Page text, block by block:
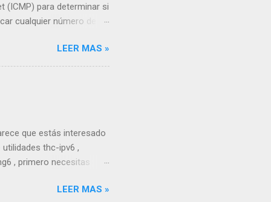
(ICMP) para determinar si
cualquier número de
fping envía un paquete
Como instalar: sudo apt
LEER MAS »
que estás interesado
thc-ipv6 ,
, primero necesitas
ipv6 Una vez que lo
LEER MAS »